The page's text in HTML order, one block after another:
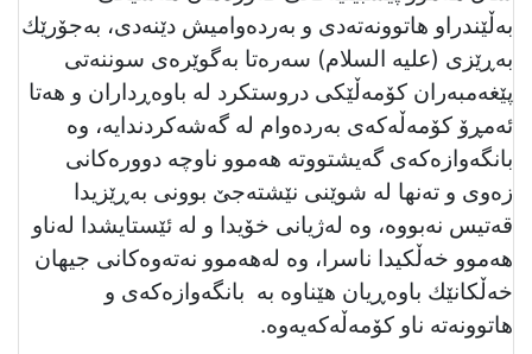
بەڵێندراو هاتوونەتەدی و بەردەوامیش دێنەدی، بەجۆرێك
بەڕێزی (علیه السلام) سەرەتا بەگوێرەی سوننەتی
پێغەمبەران كۆمەڵێكی دروستكرد لە باوەڕداران و هەتا
ئەمڕۆ كۆمەڵەكەی بەردەوام لە گەشەكردندایە، وە
بانگەوازەكەی گەیشتووتە هەموو ناوچە دوورەكانی
زەوی و تەنھا لە شوێنی نێشتەجێ بوونی بەڕێزیدا
قەتیس نەبووە، وە لەژیانی خۆیدا و لە ئێستایشدا لەناو
هەموو خەڵكیدا ناسرا، وە لەهەموو نەتەوەكانی جیهان
خەڵكانێك باوەڕیان هێناوە بە بانگەوازەكەی و
هاتوونەتە ناو كۆمەڵەكەیەوە.